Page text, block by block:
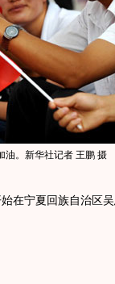
油。新华社记者 王鹏 摄
宁夏回族自治区吴